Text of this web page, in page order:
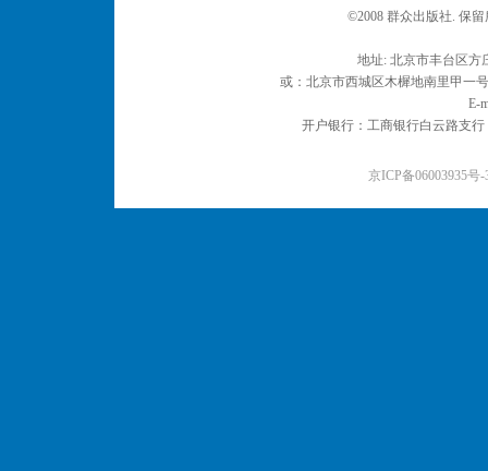
©2008 群众出版社. 保
地址: 北京市丰台区
或：北京市西城区木樨地南里甲一
E-
开户银行：工商银行白云路支
京ICP备06003935号-